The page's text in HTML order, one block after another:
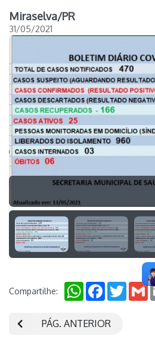
Miraselva/PR
31/05/2021
Compartilhe: WhatsAppFacebookTwitter
PÁG. ANTERIOR